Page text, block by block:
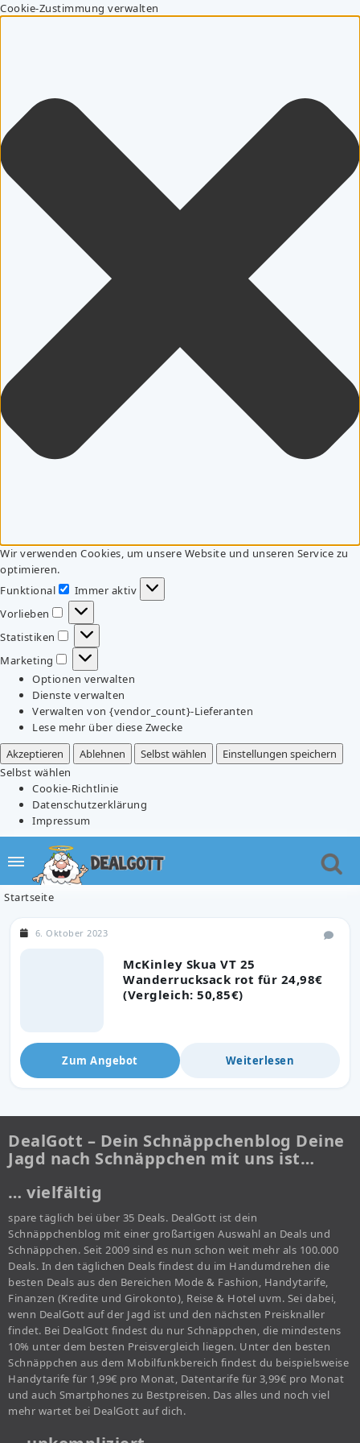
Cookie-Zustimmung verwalten
Wir verwenden Cookies, um unsere Website und unseren Service zu
optimieren.
Funktional
Funktional
Immer aktiv
Vorlieben
Vorlieben
Statistiken
Statistiken
Marketing
Marketing
Optionen verwalten
Dienste verwalten
Verwalten von {vendor_count}-Lieferanten
Lese mehr über diese Zwecke
Akzeptieren
Ablehnen Selbst wählen
Einstellungen speichern
Selbst wählen
Cookie-Richtlinie
Datenschutzerklärung
Impressum
Startseite
McKinley Skua VT 25
Wanderrucksack rot für 24,98€
(Vergleich: 50,85€)
6. Oktober 2023
Zum Angebot Weiterlesen
DealGott – Dein Schnäppchenblog Deine
Jagd nach Schnäppchen mit uns ist…
… vielfältig
spare täglich bei über 35 Deals. DealGott ist dein
Schnäppchenblog mit einer großartigen Auswahl an Deals und
Schnäppchen. Seit 2009 sind es nun schon weit mehr als 100.000
Deals. In den täglichen Deals findest du im Handumdrehen die
besten Deals aus den Bereichen Mode & Fashion, Handytarife,
Finanzen (Kredite und Girokonto), Reise & Hotel uvm. Sei dabei,
wenn DealGott auf der Jagd ist und den nächsten Preisknaller
findet. Bei DealGott findest du nur Schnäppchen, die mindestens
10% unter dem besten Preisvergleich liegen. Unter den besten
Schnäppchen aus dem Mobilfunkbereich findest du beispielsweise
Handytarife für 1,99€ pro Monat, Datentarife für 3,99€ pro Monat
und auch Smartphones zu Bestpreisen. Das alles und noch viel
mehr wartet bei DealGott auf dich.